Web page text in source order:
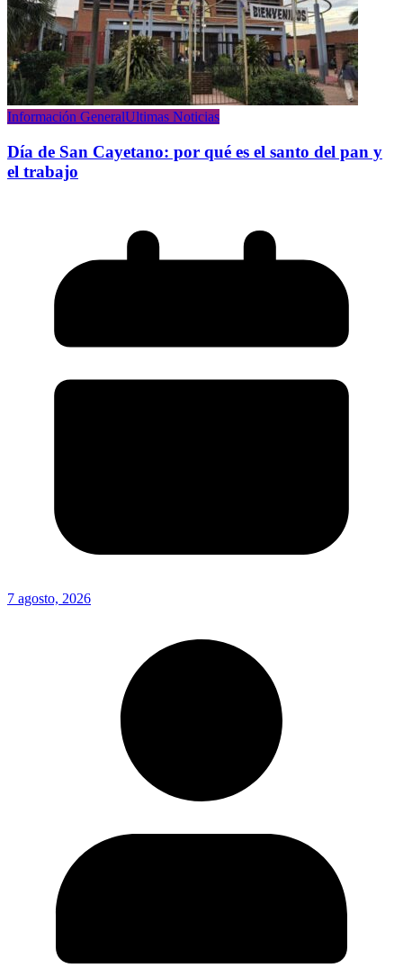
Información GeneralUltimas Noticias
Día de San Cayetano: por qué es el santo del pan y
el trabajo
7 agosto, 2026